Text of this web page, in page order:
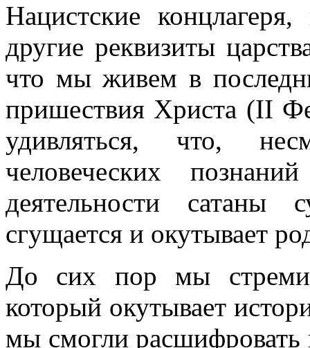
Нацистские
другие реквизиты
что мы живем в
пришествия Христа (II
удивляться, что,
человеческих
деятельности сатаны
сгущается и окутывает
До сих пор мы
который окутывает
мы смогли расшифровать